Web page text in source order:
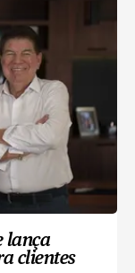
lança
clientes